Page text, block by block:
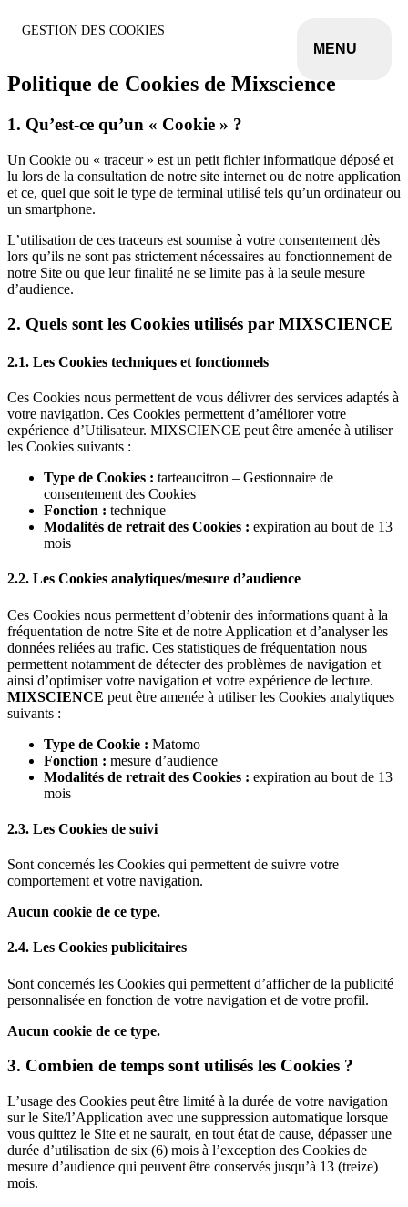
MENU
GESTION DES COOKIES
Politique de Cookies de Mixscience
1. Qu’est-ce qu’un « Cookie » ?
Un Cookie ou « traceur » est un petit fichier informatique déposé et
lu lors de la consultation de notre site internet ou de notre application
et ce, quel que soit le type de terminal utilisé tels qu’un ordinateur ou
un smartphone.
L’utilisation de ces traceurs est soumise à votre consentement dès
lors qu’ils ne sont pas strictement nécessaires au fonctionnement de
notre Site ou que leur finalité ne se limite pas à la seule mesure
d’audience.
2. Quels sont les Cookies utilisés par MIXSCIENCE
2.1. Les Cookies techniques et fonctionnels
Ces Cookies nous permettent de vous délivrer des services adaptés à
votre navigation. Ces Cookies permettent d’améliorer votre
expérience d’Utilisateur. MIXSCIENCE peut être amenée à utiliser
les Cookies suivants :
Type de Cookies : tarteaucitron – Gestionnaire de
consentement des Cookies
Fonction : technique
Modalités de retrait des Cookies : expiration au bout de 13
mois
2.2. Les Cookies analytiques/mesure d’audience
Ces Cookies nous permettent d’obtenir des informations quant à la
fréquentation de notre Site et de notre Application et d’analyser les
données reliées au trafic. Ces statistiques de fréquentation nous
permettent notamment de détecter des problèmes de navigation et
ainsi d’optimiser votre navigation et votre expérience de lecture.
MIXSCIENCE peut être amenée à utiliser les Cookies analytiques
suivants :
Type de Cookie : Matomo
Fonction : mesure d’audience
Modalités de retrait des Cookies : expiration au bout de 13
mois
2.3. Les Cookies de suivi
Sont concernés les Cookies qui permettent de suivre votre
comportement et votre navigation.
Aucun cookie de ce type.
2.4. Les Cookies publicitaires
Sont concernés les Cookies qui permettent d’afficher de la publicité
personnalisée en fonction de votre navigation et de votre profil.
Aucun cookie de ce type.
3. Combien de temps sont utilisés les Cookies ?
L’usage des Cookies peut être limité à la durée de votre navigation
sur le Site/l’Application avec une suppression automatique lorsque
vous quittez le Site et ne saurait, en tout état de cause, dépasser une
durée d’utilisation de six (6) mois à l’exception des Cookies de
mesure d’audience qui peuvent être conservés jusqu’à 13 (treize)
mois.